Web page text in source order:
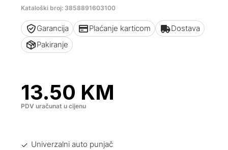
Kataloški broj: 3858891603100
Garancija Plaćanje karticom
Dostava
Pakiranje
13.50 KM
PDV uračunat u cijenu
Univerzalni auto punjač